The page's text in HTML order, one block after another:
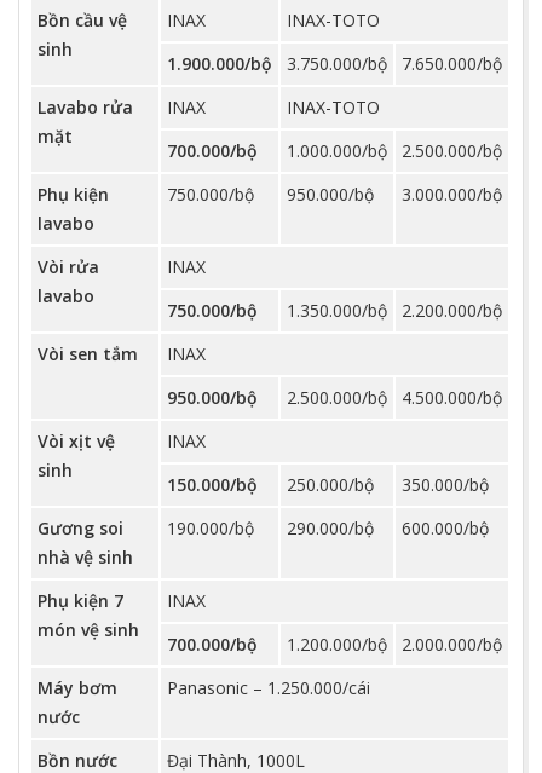
Bồn cầu vệ
sinh
INAX
INAX-TOTO
1.900.000/bộ
3.750.000/bộ
7.650.000/bộ
Lavabo rửa
mặt
INAX
INAX-TOTO
700.000/bộ
1.000.000/bộ
2.500.000/bộ
Phụ kiện
lavabo
750.000/bộ 950.000/bộ 3.000.000/bộ
Vòi rửa
lavabo
INAX
750.000/bộ
1.350.000/bộ
2.200.000/bộ
Vòi sen tắm
INAX
950.000/bộ
2.500.000/bộ
4.500.000/bộ
Vòi xịt vệ
sinh
INAX
150.000/bộ
250.000/bộ
350.000/bộ
Gương soi
nhà vệ sinh
190.000/bộ 290.000/bộ 600.000/bộ
Phụ kiện 7
món vệ sinh
INAX
700.000/bộ
1.200.000/bộ
2.000.000/bộ
Máy bơm
nước
Panasonic – 1.250.000/cái
Bồn nước Đại Thành, 1000L